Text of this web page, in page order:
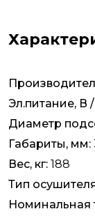
Эл.питание, В
Диаметр
Габариты, мм:
Вес, кг: 188
Тип
Номинальная